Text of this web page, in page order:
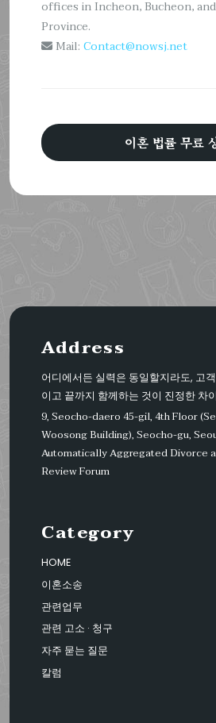
offices in Incheon, Bucheon,
Province.
Mail: Contact@nowsj.net
이혼 법률 무료
Address
어디에서든 실력은 동일할지라도, 고
이고 끝까지 함께하는 것이 진정한 차
9, Seocho-daero 45-gil, 4th Floor
Woosong Building), Seocho-gu,
Automatically Aggregated Divorce
Review Forum
Category
HOME
이혼소송
관련업무
관련 고소 · 청구
자주 묻는 질문
칼럼